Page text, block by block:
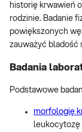
historię krwawień
rodzinie. Badanie
powiększonych
zauważyć bladość
Badania
Podstawowe
morfologię
leukocytozę